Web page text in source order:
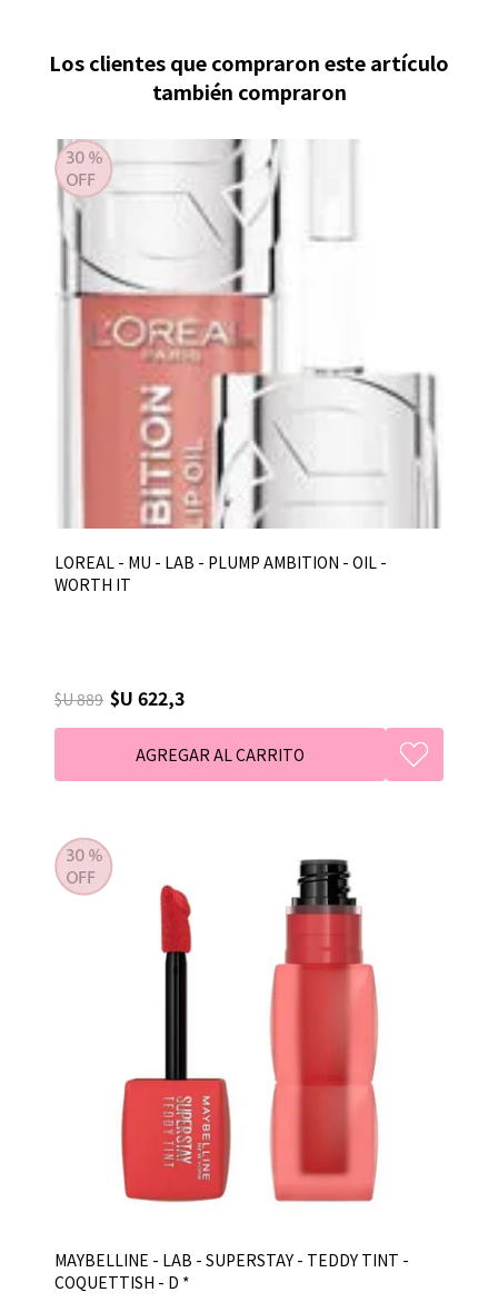
Los clientes que compraron este artículo
también compraron
LOREAL - MU - LAB - PLUMP AMBITION - OIL -
WORTH IT
$U 889 $U 622,3
MAYBELLINE - LAB - SUPERSTAY - TEDDY TINT -
COQUETTISH - D *